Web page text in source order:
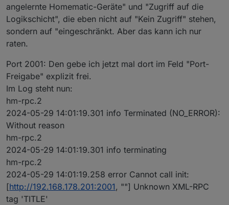
angelernte Homematic-Geräte" und "Zugriff auf die
Logikschicht", die eben nicht auf "Kein Zugriff" stehen,
sondern auf "eingeschränkt. Aber das kann ich nur
raten.
Port 2001: Den gebe ich jetzt mal dort im Feld "Port-
Freigabe" explizit frei.
Im Log steht nun:
hm-rpc.2
2024-05-29 14:01:19.301 info Terminated (NO_ERROR):
Without reason
hm-rpc.2
2024-05-29 14:01:19.301 info terminating
hm-rpc.2
2024-05-29 14:01:19.258 error Cannot call init:
[http://192.168.178.201:2001, ""] Unknown XML-RPC
tag 'TITLE'